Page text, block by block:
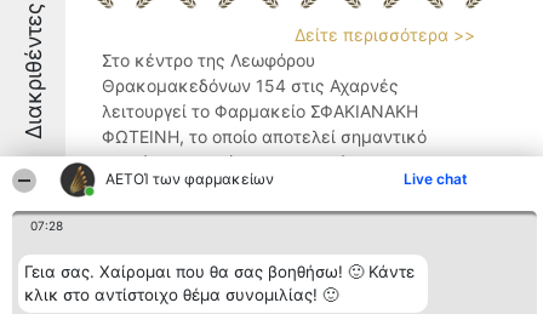
ΑΕΤΟΊ των φαρμακείων Live chat
07:28
Γεια σας. Χαίρομαι που θα σας βοηθήσω! 🙂 Κάντε
κλικ στο αντίστοιχο θέμα συνομιλίας! 🙂
Διακριθέντες
Δείτε περισσότερα >>
Στο κέντρο της Λεωφόρου
Θρακομακεδόνων 154 στις Αχαρνές
λειτουργεί το Φαρμακείο ΣΦΑΚΙΑΝΑΚΗ
ΦΩΤΕΙΝΗ, το οποίο αποτελεί σημαντικό
σημείο αναφοράς για την υγεία και την
φροντίδα της τοπικής κοινωνίας. Το
φαρμακείο ξεχωρίζει για τη βαθιά γνώση
9.4